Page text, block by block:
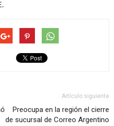
Artículo siguiente
Preocupa en la región el cierre
de sucursal de Correo Argentino